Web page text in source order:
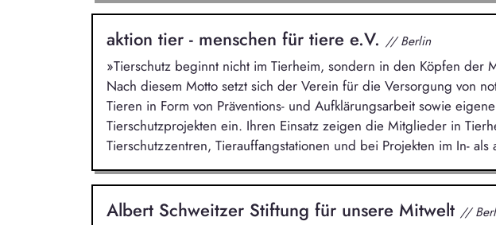
aktion tier - menschen für tiere e.V. // Berlin
»Tierschutz beginnt nicht im Tierheim, sondern in den Köpfen der
Nach diesem Motto setzt sich der Verein für die Versorgung von
Tieren in Form von Präventions- und Aufklärungsarbeit sowie
Tierschutzprojekten ein. Ihren Einsatz zeigen die Mitglieder in
Tierschutzzentren, Tierauffangstationen und bei Projekten im In- als
Albert Schweitzer Stiftung für unsere Mitwelt //